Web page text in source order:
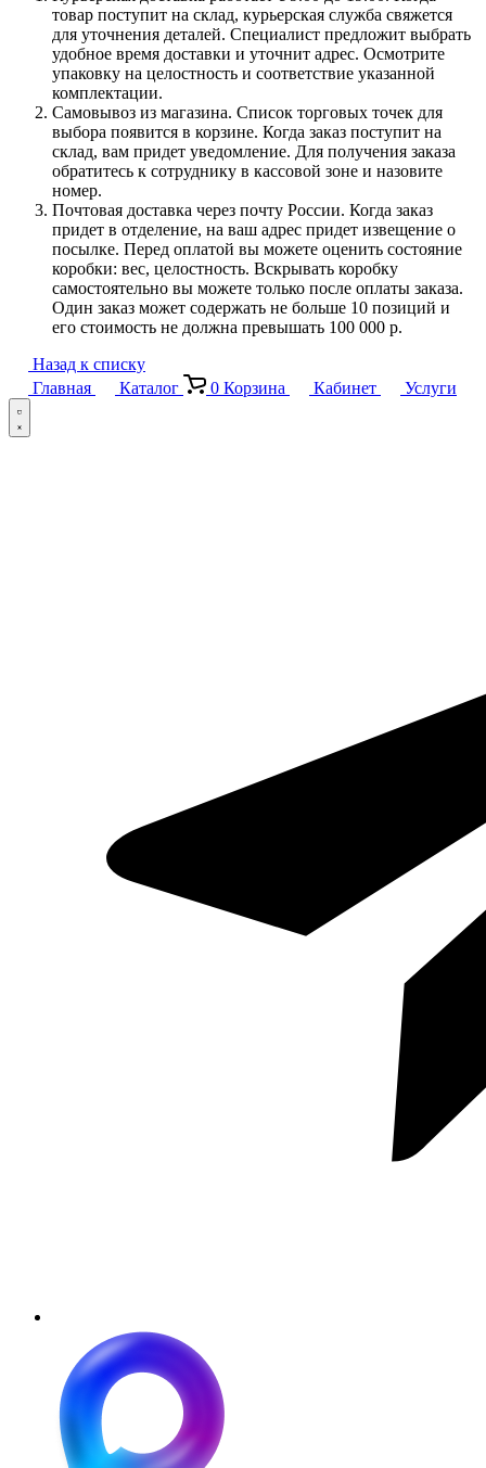
товар поступит на склад, курьерская служба свяжется
для уточнения деталей. Специалист предложит выбрать
удобное время доставки и уточнит адрес. Осмотрите
упаковку на целостность и соответствие указанной
комплектации.
Самовывоз из магазина. Список торговых точек для
выбора появится в корзине. Когда заказ поступит на
склад, вам придет уведомление. Для получения заказа
обратитесь к сотруднику в кассовой зоне и назовите
номер.
Почтовая доставка через почту России. Когда заказ
придет в отделение, на ваш адрес придет извещение о
посылке. Перед оплатой вы можете оценить состояние
коробки: вес, целостность. Вскрывать коробку
самостоятельно вы можете только после оплаты заказа.
Один заказ может содержать не больше 10 позиций и
его стоимость не должна превышать 100 000 р.
Назад к списку
Главная
Каталог 0 Корзина Кабинет Услуги